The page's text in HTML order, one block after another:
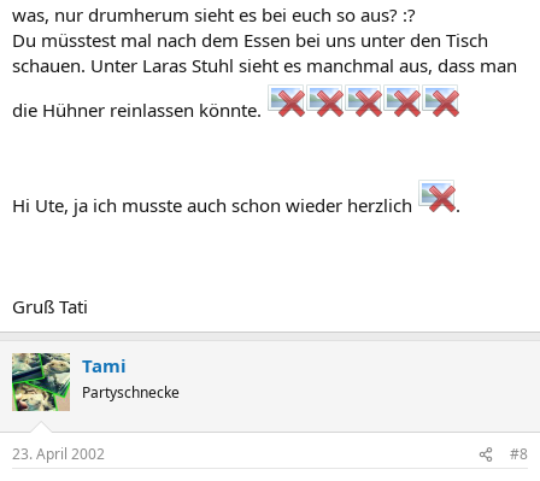
was, nur drumherum sieht es bei euch so aus? :?
Du müsstest mal nach dem Essen bei uns unter den Tisch
schauen. Unter Laras Stuhl sieht es manchmal aus, dass man
die Hühner reinlassen könnte.
Hi Ute, ja ich musste auch schon wieder herzlich .
Gruß Tati
Tami
Partyschnecke
23. April 2002 #8